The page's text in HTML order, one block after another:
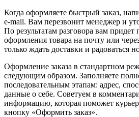
Когда оформляете быстрый заказ,
e-mail. Вам перезвонит менеджер и
По результатам разговора вам придет
оформления товара на почту или
только ждать доставки и радоваться
Оформление заказа в стандартном
следующим образом. Заполняете
последовательным этапам: адрес,
данные о себе. Советуем в
информацию, которая поможет
кнопку «Оформить заказ».